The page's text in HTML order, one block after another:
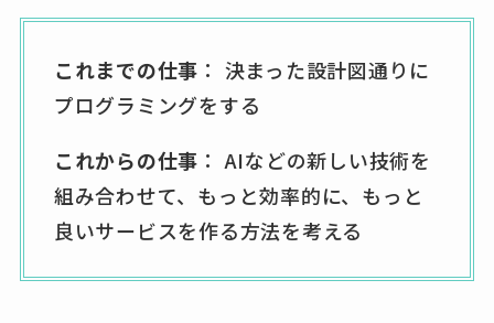
これまでの仕事 ： 決まった設計図通りに
プログラミングをする
これからの仕事 ： AIなどの新しい技術を
組み合わせて、もっと効率的に、もっと
良いサービスを作る方法を考える